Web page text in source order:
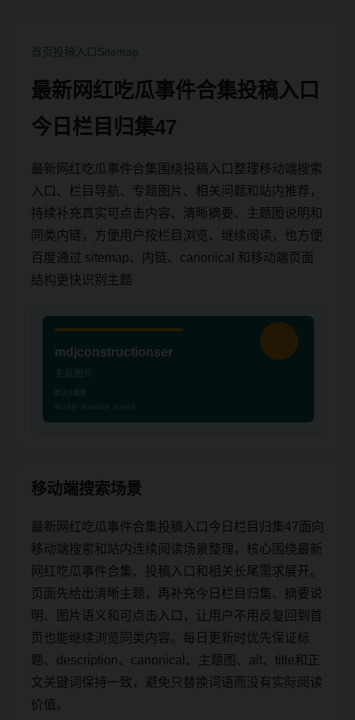
首页投稿入口Sitemap
最新网红吃瓜事件合集投稿入口
今日栏目归集47
最新网红吃瓜事件合集围绕投稿入口整理移动端搜索
入口、栏目导航、专题图片、相关问题和站内推荐，
持续补充真实可点击内容、清晰摘要、主题图说明和
同类内链，方便用户按栏目浏览、继续阅读，也方便
百度通过 sitemap、内链、canonical 和移动端页面
结构更快识别主题
移动端搜索场景
最新网红吃瓜事件合集投稿入口今日栏目归集47面向
移动端搜索和站内连续阅读场景整理，核心围绕最新
网红吃瓜事件合集、投稿入口和相关长尾需求展开。
页面先给出清晰主题，再补充今日栏目归集、摘要说
明、图片语义和可点击入口，让用户不用反复回到首
页也能继续浏览同类内容。每日更新时优先保证标
题、description、canonical、主题图、alt、title和正
文关键词保持一致，避免只替换词语而没有实际阅读
价值。